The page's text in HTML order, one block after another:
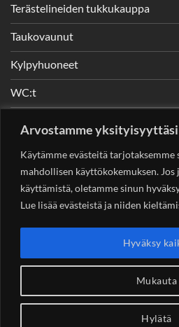
Arvostamme yksityisyyttäsi
Käytämme evästeitä tarjotaksemme
mahdollisen käyttökokemuksen.
käyttämistä, oletamme sinun
Lue lisää evästeistä ja niiden
Mukauta
Hylätä
Hyväksy
Terästelineiden tukkukauppa
Taukovaunut
Kylpyhuoneet
WC:t
Nostimet
YHTEYSTIEDOT
Helsingin
00890 Helsinki 0400 99 53 63